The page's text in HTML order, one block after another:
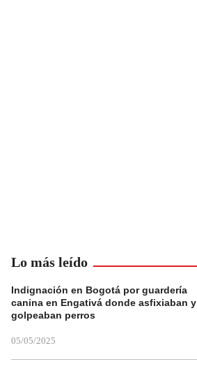
Lo más leído
Indignación en Bogotá por guardería
canina en Engativá donde asfixiaban y
golpeaban perros
05/05/2025